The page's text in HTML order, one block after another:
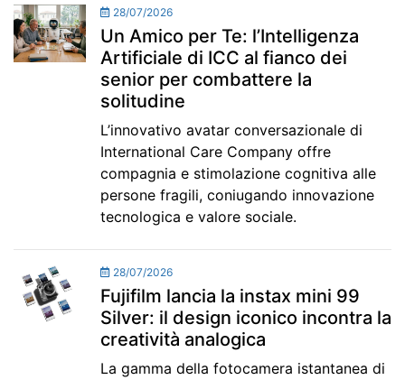
28/07/2026
Un Amico per Te: l’Intelligenza
Artificiale di ICC al fianco dei
senior per combattere la
solitudine
L’innovativo avatar conversazionale di
International Care Company offre
compagnia e stimolazione cognitiva alle
persone fragili, coniugando innovazione
tecnologica e valore sociale.
28/07/2026
Fujifilm lancia la instax mini 99
Silver: il design iconico incontra la
creatività analogica
La gamma della fotocamera istantanea di